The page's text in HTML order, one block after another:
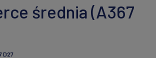
średnia (A367
D27